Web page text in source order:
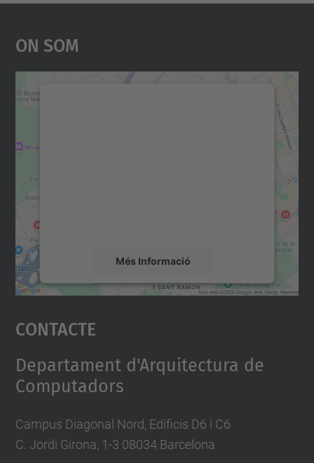
On Som
Més Informació
Accepta
powered by
Contacte
Departament d'Arquitectura de
Computadors
Campus Diagonal Nord, Edificis D6 i C6
C. Jordi Girona, 1-3 08034 Barcelona